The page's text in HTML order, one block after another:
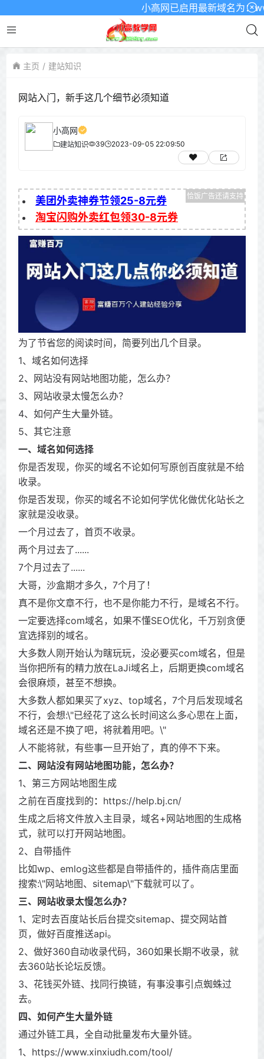
小高网已启用最新域名为：
主页 建站知识
网站入门，新手这几个细节必须知道
小高网
建站知识 39 2023-09-05 22:09:50
美团外卖神券节领25-8元券
淘宝闪购外卖红包领30-8元券
为了节省您的阅读时间，简要列出几个目录。
1、域名如何选择
2、网站没有网站地图功能，怎么办？
3、网站收录太慢怎么办？
4、如何产生大量外链。
5、其它注意
一、域名如何选择
你是否发现，你买的域名不论如何写原创百度就是不给
收录。
你是否发现，你买的域名不论如何学优化做优化站长之
家就是没收录。
一个月过去了，首页不收录。
两个月过去了......
7个月过去了......
大哥，沙盒期才多久，7个月了！
真不是你文章不行，也不是你能力不行，是域名不行。
一定要选择com域名，如果不懂SEO优化，千万别贪便
宜选择别的域名。
大多数人刚开始认为瞎玩玩，没必要买com域名，但是
当你把所有的精力放在LaJi域名上，后期更换com域名
会很麻烦，甚至不想换。
大多数人都如果买了xyz、top域名，7个月后发现域名
不行，会想:\"已经花了这么长时间这么多心思在上面，
域名还是不换了吧，将就着用吧。\"
人不能将就，有些事一旦开始了，真的停不下来。
二、网站没有网站地图功能，怎么办？
1、第三方网站地图生成
之前在百度找到的 ： https://help.bj.cn/
生成之后将文件放入主目录，域名+网站地图的生成格
式，就可以打开网站地图。
2、自带插件
比如wp、emlog这些都是自带插件的，插件商店里面
搜索:\"网站地图、sitemap\"下载就可以了。
三、网站收录太慢怎么办？
1、定时去百度站长后台提交sitemap、提交网站首
页，做好百度推送api。
2、做好360自动收录代码，360如果长期不收录，就
去360站长论坛反馈。
3、花钱买外链、找同行换链，有事没事引点蜘蛛过
去。
四、如何产生大量外链
通过外链工具，全自动批量发布大量外链。
1、https://www.xinxiudh.com/tool/